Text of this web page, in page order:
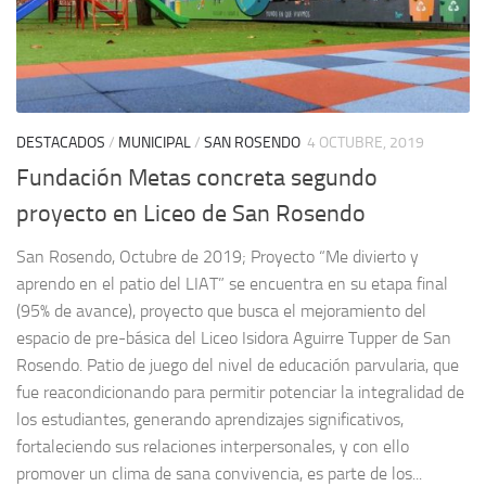
DESTACADOS / MUNICIPAL/ SAN ROSENDO 4 OCTUBRE, 2019
Fundación Metas concreta segundo
proyecto en Liceo de San Rosendo
San Rosendo, Octubre de 2019; Proyecto “Me divierto y
aprendo en el patio del LIAT” se encuentra en su etapa final
(95% de avance), proyecto que busca el mejoramiento del
espacio de pre-básica del Liceo Isidora Aguirre Tupper de San
Rosendo. Patio de juego del nivel de educación parvularia, que
fue reacondicionando para permitir potenciar la integralidad de
los estudiantes, generando aprendizajes significativos,
fortaleciendo sus relaciones interpersonales, y con ello
promover un clima de sana convivencia, es parte de los...